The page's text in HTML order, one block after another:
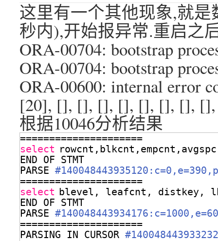
这里有一个其他现象,就是
秒内),开始报异常.重启之
ORA-00704: bootstrap
ORA-00704: bootstrap
ORA-00600: internal error
[20], [], [], [], [], [], [], [],
根据10046分析结果
=====================
select
END OF STMT
PARSE
=====================
select blevel, leafcnt, distkey,
END OF STMT
PARSE
=====================
PARSING IN CURSOR